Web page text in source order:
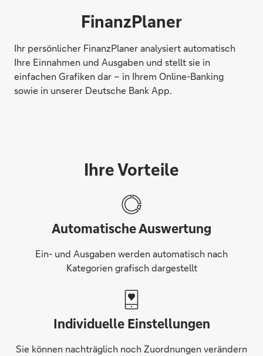
FinanzPlaner
Ihr persönlicher FinanzPlaner analysiert automatisch
Ihre Einnahmen und Ausgaben und stellt sie in
einfachen Grafiken dar – in Ihrem Online-Banking
sowie in unserer Deutsche Bank App.
Ihre Vorteile
Automatische Auswertung
Ein- und Ausgaben werden automatisch nach
Kategorien grafisch dargestellt
Individuelle Einstellungen
Sie können nachträglich noch Zuordnungen verändern